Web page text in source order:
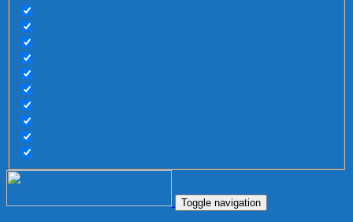
Toggle navigation